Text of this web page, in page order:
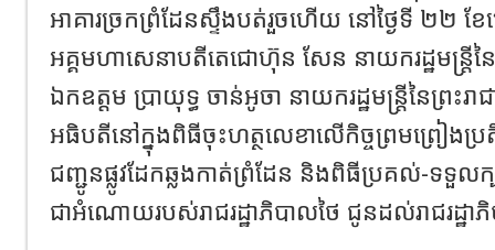
អាគារច្រកព្រំដែនស្ទឹងបត់រួចហើយ នៅថ្ងៃទី ២២ ខ
អគ្គមហាសេនាបតីតេជោហ៊ុន សែន នាយករដ្ឋមន្ត្រីន
ឯកឧត្តម ប្រាយុទ្ធ ចាន់អូចា នាយករដ្ឋមន្ត្រីនៃព្រះ
អធិបតីនៅក្នុងពិធីចុះហត្ថលេខាលើកិច្ចព្រមព្រៀងប្រតិ
ជញ្ជូនផ្លូវដែកឆ្លងកាត់ព្រំដែន និងពិធីប្រគល់-ទទួល
ជាអំណោយរបស់រាជរដ្ឋាភិបាលថៃ ជូនដល់រាជរដ្ឋា